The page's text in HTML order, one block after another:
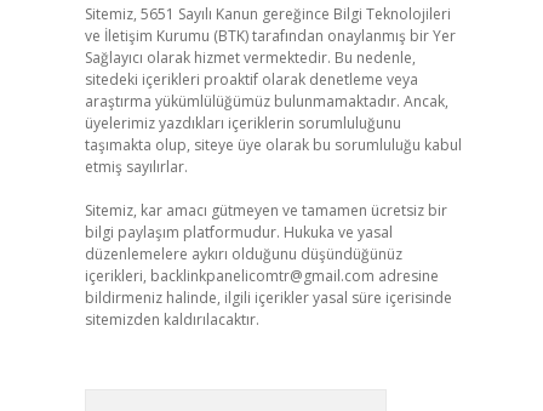
Sitemiz, 5651 Sayılı Kanun gereğince Bilgi Teknolojileri
ve İletişim Kurumu (BTK) tarafından onaylanmış bir Yer
Sağlayıcı olarak hizmet vermektedir. Bu nedenle,
sitedeki içerikleri proaktif olarak denetleme veya
araştırma yükümlülüğümüz bulunmamaktadır. Ancak,
üyelerimiz yazdıkları içeriklerin sorumluluğunu
taşımakta olup, siteye üye olarak bu sorumluluğu kabul
etmiş sayılırlar.
Sitemiz, kar amacı gütmeyen ve tamamen ücretsiz bir
bilgi paylaşım platformudur. Hukuka ve yasal
düzenlemelere aykırı olduğunu düşündüğünüz
içerikleri, backlinkpanelicomtr@gmail.com adresine
bildirmeniz halinde, ilgili içerikler yasal süre içerisinde
sitemizden kaldırılacaktır.